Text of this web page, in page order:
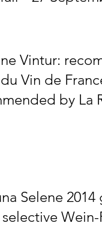
Vintur:
Vin de
by La
Selene
Wein-